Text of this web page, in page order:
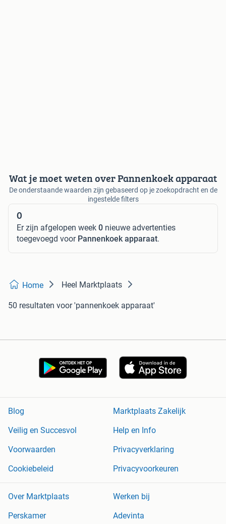
Wat je moet weten over Pannenkoek apparaat
De onderstaande waarden zijn gebaseerd op je zoekopdracht en de
ingestelde filters
0
Er zijn afgelopen week 0 nieuwe advertenties
toegevoegd voor Pannenkoek apparaat.
Home Heel Marktplaats
50 resultaten voor 'pannenkoek apparaat'
Blog
Marktplaats Zakelijk
Veilig en Succesvol
Help en Info
Voorwaarden
Privacyverklaring
Cookiebeleid
Privacyvoorkeuren
Over Marktplaats
Werken bij
Perskamer
Adevinta